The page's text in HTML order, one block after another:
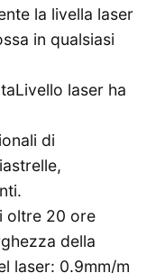
la livella laser
in qualsiasi
laser ha
di
oltre 20 ore
della
laser: 0.9mm/m